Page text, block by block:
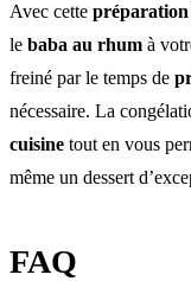
Avec cette préparation
le baba au rhum à
freiné par le temps de
nécessaire. La
cuisine tout en vous
même un dessert
FAQ